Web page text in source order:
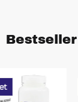
Bestseller
Top bewertet